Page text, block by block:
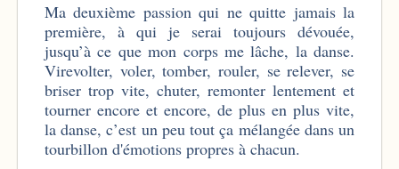
Ma deuxième passion qui ne quitte jamais la
première, à qui je serai toujours dévouée,
jusqu’à ce que mon corps me lâche, la danse.
Virevolter, voler, tomber, rouler, se relever, se
briser trop vite, chuter, remonter lentement et
tourner encore et encore, de plus en plus vite,
la danse, c’est un peu tout ça mélangée dans un
tourbillon d'émotions propres à chacun.